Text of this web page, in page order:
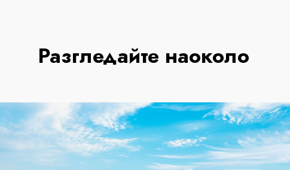
Разгледайте наоколо